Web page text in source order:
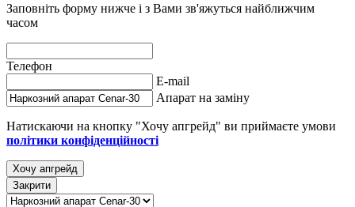
Заповніть форму нижче і з Вами зв'яжуться найближчим
часом
Телефон
E-mail
Апарат на заміну
Натискаючи на кнопку "Хочу апгрейд" ви приймаєте умови
політики конфіденційності
Хочу апгрейд
Закрити